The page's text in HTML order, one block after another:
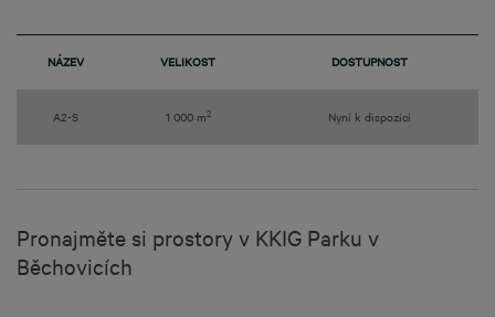
NÁZEV VELIKOST DOSTUPNOST
A2-S 1 000 m2 Nyní k dispozici
Pronajměte si prostory v KKIG Parku v
Běchovicích